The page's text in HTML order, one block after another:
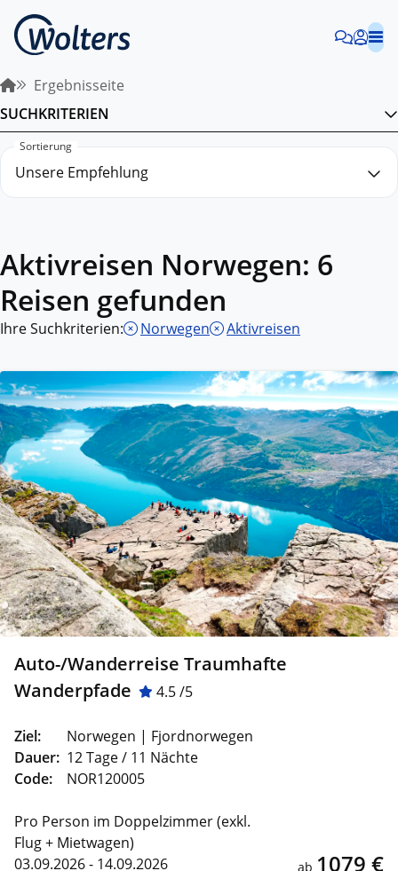
Ergebnisseite
SUCHKRITERIEN
Sortierung
Aktivreisen Norwegen: 6
Reisen gefunden
Ihre Suchkriterien: Norwegen Aktivreisen
Auto-/Wanderreise Traumhafte
Wanderpfade
4.5 /5
Ziel:
Norwegen | Fjordnorwegen
Dauer: 12 Tage / 11 Nächte
Code:
NOR120005
Pro Person im Doppelzimmer (exkl.
Flug + Mietwagen)
03.09.2026 - 14.09.2026
ab 1079 €